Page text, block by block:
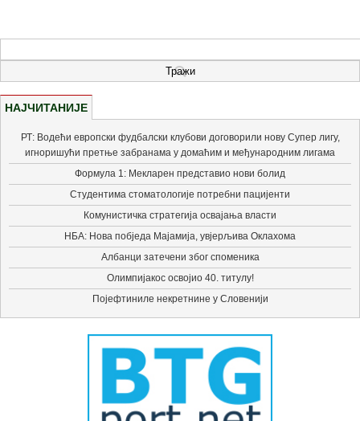
НАЈЧИТАНИЈЕ
РТ: Водећи европски фудбалски клубови договорили нову Супер лигу,
игноришући претње забранама у домаћим и међународним лигама
Формула 1: Мекларен представио нови болид
Студентима стоматологије потребни пацијенти
Комунистичка стратегија освајања власти
НБА: Нова побједа Мајамија, увјерљива Оклахома
Албанци затечени због споменика
Олимпијакос освојио 40. титулу!
Појефтиниле некретнине у Словенији